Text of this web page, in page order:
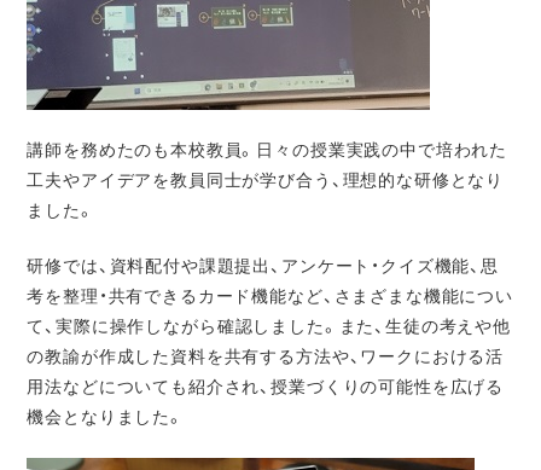
講師を務めたのも本校教員。日々の授業実践の中で培われた
工夫やアイデアを教員同士が学び合う、理想的な研修となり
ました。
研修では、資料配付や課題提出、アンケート・クイズ機能、思
考を整理・共有できるカード機能など、さまざまな機能につい
て、実際に操作しながら確認しました。また、生徒の考えや他
の教諭が作成した資料を共有する方法や、ワークにおける活
用法などについても紹介され、授業づくりの可能性を広げる
機会となりました。